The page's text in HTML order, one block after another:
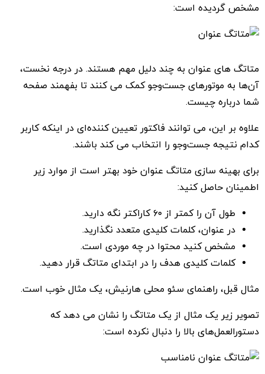
مشخص گردیده است:
متاتگ های عنوان به چند دلیل مهم هستند. در درجه نخست،
آن‌ها به موتورهای جست‌و‌جو کمک می کنند تا بفهمند صفحه
شما درباره چیست.
علاوه بر این، می توانند فاکتور تعیین کننده‌ای در اینکه کاربر
کدام نتیجه جست‌وجو را انتخاب می کند باشند.
برای بهینه سازی متاتگ عنوان خود بهتر است از موارد زیر
اطمینان حاصل کنید:
طول آن را کمتر از ۶۰ کاراکتر نگه دارید.
در عنوان، کلمات کلیدی متعدد نگذارید.
مشخص کنید محتوا در چه موردی است.
کلمات کلیدی هدف را در ابتدای متاتگ قرار دهید.
مثال قبل، راهنمای سئو محلی هارنیش، یک مثال خوب است.
تصویر زیر یک مثال از یک متاتگ را نشان می دهد که
دستورالعمل‌های بالا را دنبال نکرده است: